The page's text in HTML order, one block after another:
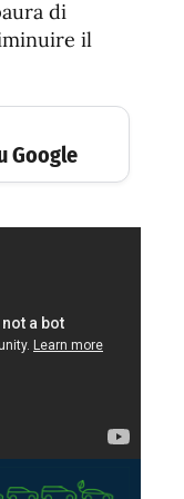
di
il
Google